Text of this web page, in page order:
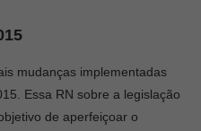
mudanças implementadas
Essa RN sobre a legislação
de aperfeiçoar o